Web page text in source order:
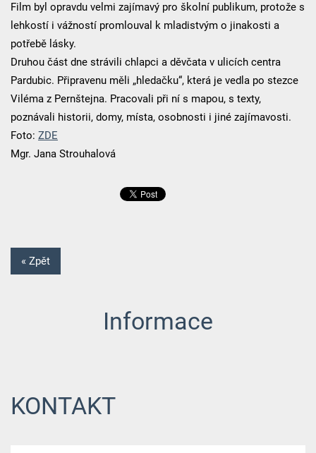
Film byl opravdu velmi zajímavý pro školní publikum, protože s
lehkostí i vážností promlouval k mladistvým o jinakosti a
potřebě lásky.
Druhou část dne strávili chlapci a děvčata v ulicích centra
Pardubic. Připravenu měli „hledačku“, která je vedla po stezce
Viléma z Pernštejna. Pracovali při ní s mapou, s texty,
poznávali historii, domy, místa, osobnosti i jiné zajímavosti.
Foto: ZDE
Mgr. Jana Strouhalová
« Zpět
Informace
KONTAKT